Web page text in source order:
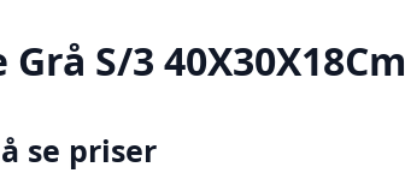
Grå S/3 40X30X18Cm
se priser